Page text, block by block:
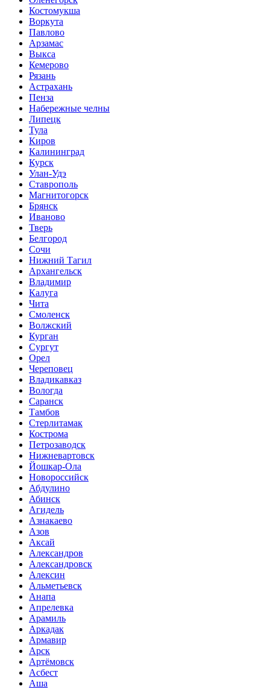
Костомукша
Воркута
Павлово
Арзамас
Выкса
Кемерово
Рязань
Астрахань
Пенза
Набережные челны
Липецк
Тула
Киров
Калининград
Курск
Улан-Удэ
Ставрополь
Магнитогорск
Брянск
Иваново
Тверь
Белгород
Сочи
Нижний Тагил
Архангельск
Владимир
Калуга
Чита
Смоленск
Волжский
Курган
Сургут
Орел
Череповец
Владикавказ
Вологда
Саранск
Тамбов
Стерлитамак
Кострома
Петрозаводск
Нижневартовск
Йошкар-Ола
Новороссийск
Абдулино
Абинск
Агидель
Азнакаево
Азов
Аксай
Александров
Александровск
Алексин
Альметьевск
Анапа
Апрелевка
Арамиль
Аркадак
Армавир
Арск
Артёмовск
Асбест
Аша